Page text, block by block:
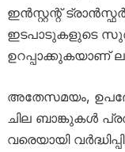
ഇൻസ്റ്റന്റ്
ഇടപാടുകളുടെ
ഉറപ്പാക്കുകയാണ്
അതേസമയം,
ചില ബാങ്കുകൾ
വരെയായി